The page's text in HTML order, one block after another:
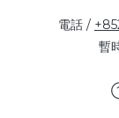
電話 /
暫